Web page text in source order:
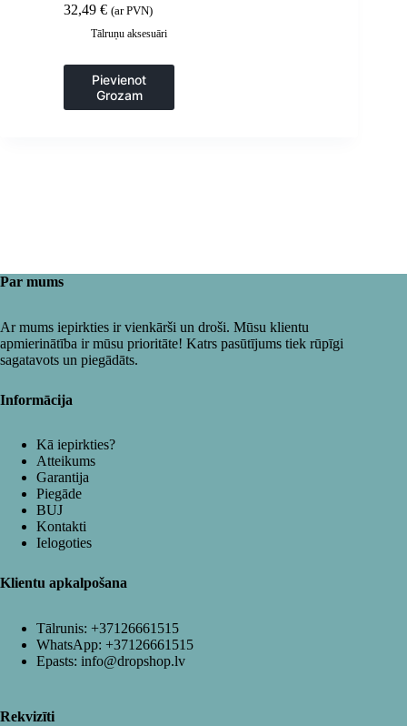
– melna
32,49 € (ar PVN)
Tālruņu aksesuāri
Pievienot
Grozam
Par mums
Ar mums iepirkties ir vienkārši un droši. Mūsu klientu
apmierinātība ir mūsu prioritāte! Katrs pasūtījums tiek rūpīgi
sagatavots un piegādāts.
Informācija
Kā iepirkties?
Atteikums
Garantija
Piegāde
BUJ
Kontakti
Ielogoties
Klientu apkalpošana
Tālrunis: +37126661515
WhatsApp: +37126661515
Epasts: info@dropshop.lv
Rekvizīti